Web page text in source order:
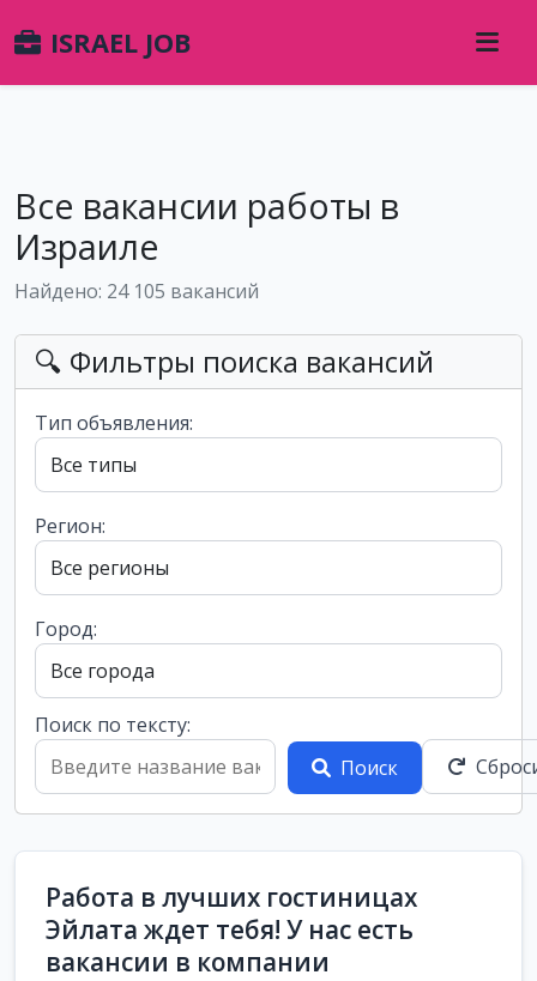
ISRAEL JOB
Все вакансии работы в
Израиле
Найдено: 24 105 вакансий
🔍 Фильтры поиска вакансий
Тип объявления:
Регион:
Город:
Поиск по тексту:
Поиск
Работа в лучших гостиницах
Эйлата ждет тебя! У нас есть
вакансии в компании